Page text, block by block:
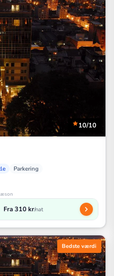
10/10
Parkering
Fra 310 kr/nat
Bedste værdi